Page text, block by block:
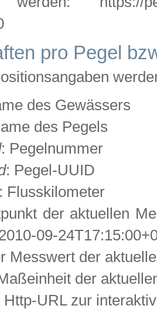
pro Pegel
des Gewässers
des Pegels
: Pegelnummer
: Pegel-UUID
Flusskilometer
der aktuellen
09-
Messwert der
der
Http-URL zur